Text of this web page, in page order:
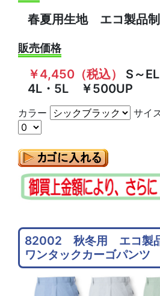
春夏用生地 エコ製品
販売価格
￥4,450（税込）
S～
4L・5L ￥500UP
カラー サイ
82002 秋冬用 エコ製
ワンタックカーゴパンツ